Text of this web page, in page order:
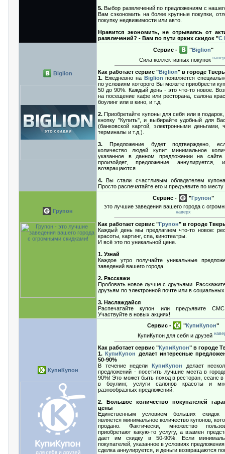
5. Выбор развлечений по предложениям с
Вам сэкономить на более крупные покупки,
покупку недвижимости или авто.
Нравится экономить, не отрываясь от
развлечений? - Вам по пути ярких скидок "С
Biglion
Сервис - "Biglion"
Сила коллективных покупок
Как работает сервис "Biglion" в городе
1. Ежедневно на Biglion появляется
по условиям которого Вы можете приобрести
50 до 90%. Каждый день - это что-то новое.
на посещение кафе или ресторана, салона
боулинг или в кино, и т.д.
2. Приобретайте купоны для себя или в
кнопку "Купить", и выбирайте удобный для
(банковской картой, электронными деньгами,
терминалы и т.д.).
3. Предложение будет подтверждено,
количество людей купит минимальное
указанное в данном предложении на
произойдет, предложение
возвращаются.
4. Вы стали счастливым обладателем
Просто распечатайте его и предъявите по
Групон
Сервис - "Групон"
это лучшие заведения вашего города с
наверх
Как работает сервис "Групон" в городе
Каждый день мы предлагаем что-то новое:
красоты, картинг, спа, кинотеатры.
И всё это по уникальной цене.
1. Узнай
Каждое утро получайте уникальные
заведений вашего города.
2. Расскажи
Пробовать новое лучше с друзьями.
друзьям по электронной почте или в
3. Наслаждайся
Распечатайте купон или предъявите
Участвуйте в новых акциях!
КупиКупон
Сервис - "КупиКупон"
КупиКупон для себя и друзей
Как работает сервис "КупиКупон" в городе
1. КупиКупон делает интересные
50-90%
В течение недели
КупиКупон делает
предложений - посетить лучшие места в
90%! Это может быть поход в ресторан, сеанс в
в боулинг, услуги салонов красоты и
разнообразных предложений.
2. Большое количество покупателей
цены
Единственным условием больших
является минимальное количество купонов,
продано. Фактически, множество
приобретают какую-то услугу, а взамен
дает им скидку в 50-90%. Если
покупателей, указанное в условиях
сделка аннулируется, и деньги возвращаются